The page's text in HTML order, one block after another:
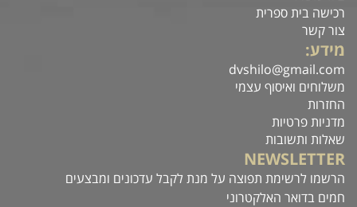
רכישה בית ספרית
צור קשר
מידע:
dvshilo@gmail.com
משלוחים ואיסוף עצמי
החזרות
מדניות פרטיות
שאלות ותשובות
NEWSLETTER
הרשמו לרשימת תפוצה על מנת לקבל עדכונים ומבצעים
חמים בדואר האלקטרוני